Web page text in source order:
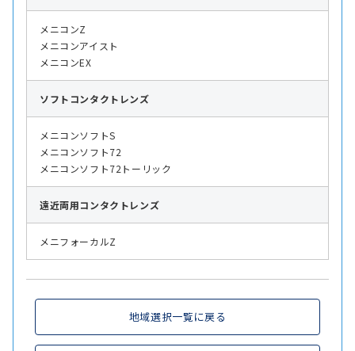
メニコンZ
メニコンアイスト
メニコンEX
ソフト コンタクトレンズ
メニコンソフトS
メニコンソフト72
メニコンソフト72トーリック
遠近両用コンタクトレンズ
メニフォーカルZ
地域選択一覧に戻る